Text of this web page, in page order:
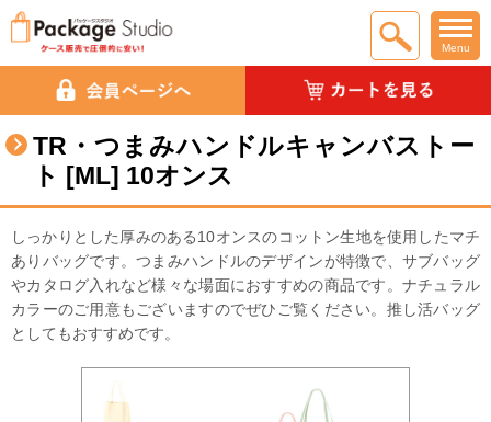
Menu
TR・つまみハンドルキャンバストー
ト [ML] 10オンス
しっかりとした厚みのある10オンスのコットン生地を使用したマチ
ありバッグです。つまみハンドルのデザインが特徴で、サブバッグ
やカタログ入れなど様々な場面におすすめの商品です。ナチュラル
カラーのご用意もございますのでぜひご覧ください。推し活バッグ
としてもおすすめです。